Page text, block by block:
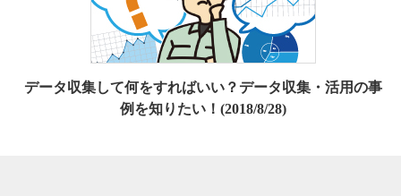
データ収集して何をすればいい？データ収集・活用の事
例を知りたい！(2018/8/28)